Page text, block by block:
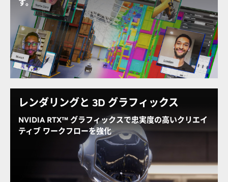
す。
NVIDIA Omniverse™ は、次世代の産業デジタル化ア
プリケーションの接続、開発、運用を可能にします。
強力な RTX グラフィックスと AI 機能を備えた OVX
は、Omniverse ライブラリで構築された OpenUSD ベ
ースの産業デジタル ツインおよびロボティクス シミュ
を発揮します。
NVIDIA Omniverse の詳細を見る
レンダリングと 3D グラフィックス
NVIDIA RTX™ グラフィックスで忠実度の高いクリエイ
ティブ ワークフローを強化
インタラクティブなレンダリングからリアルタイムの
仮想制作まで、魅力的なビジュアル コンテンツと高い
忠実度のクリエイティブ ワークフローの創作を強力に